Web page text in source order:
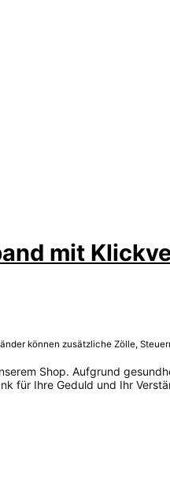
mit
können zusätzliche Zölle,
Shop. Aufgrund
für Ihre Geduld und Ihr